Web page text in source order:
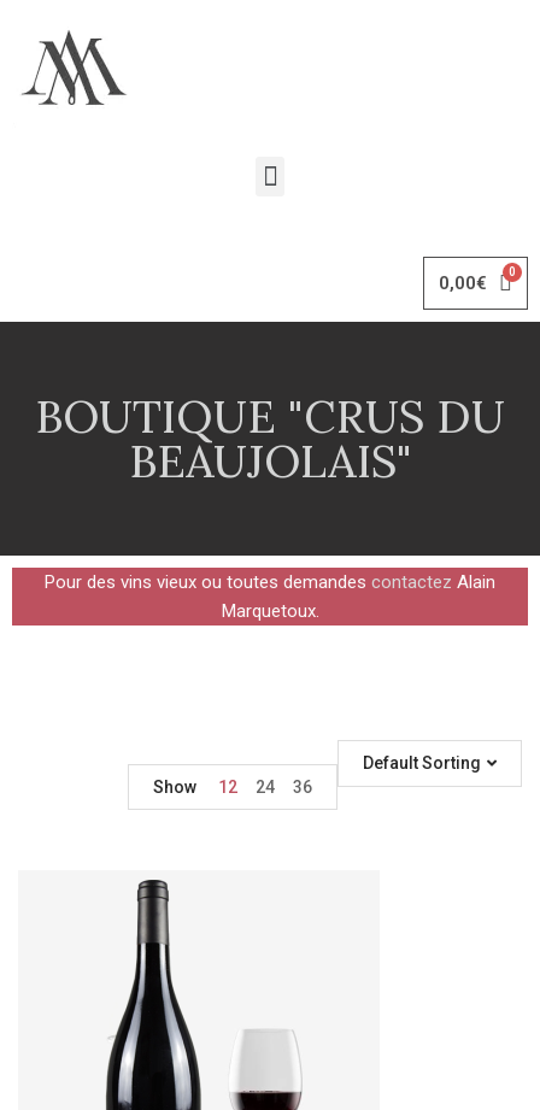
0,00€
BOUTIQUE "CRUS DU
BEAUJOLAIS"
Pour des vins vieux ou toutes demandes contactez Alain
Marquetoux.
Default Sorting
Show
12 24 36